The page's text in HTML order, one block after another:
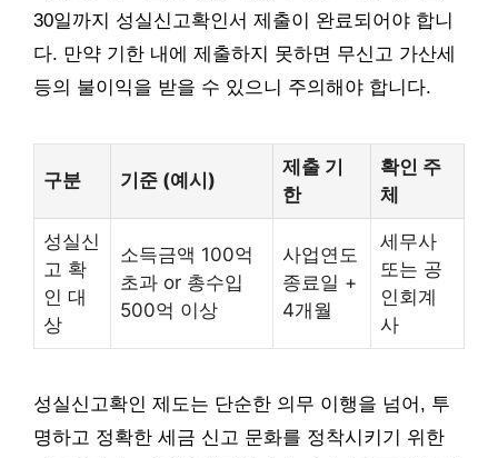
30일까지 성실신고확인서 제출이 완료되어야 합니
다. 만약 기한 내에 제출하지 못하면 무신고 가산세
등의 불이익을 받을 수 있으니 주의해야 합니다.
구분 기준 (예시)
제출 기
한
확인 주
체
성실신
고 확
인 대
상
소득금액 100억
초과 or 총수입
500억 이상
사업연도
종료일 +
4개월
세무사
또는 공
인회계
사
성실신고확인 제도는 단순한 의무 이행을 넘어, 투
명하고 정확한 세금 신고 문화를 정착시키기 위한